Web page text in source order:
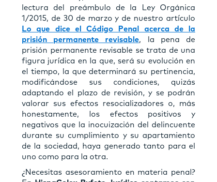
lectura del preámbulo de la Ley Orgánica
1/2015, de 30 de marzo y de nuestro artículo
Lo que dice el Código Penal acerca de la
prisión permanente revisable, la pena de
prisión permanente revisable se trata de una
figura jurídica en la que, será su evolución en
el tiempo, la que determinará su pertinencia,
modificándose sus condiciones, quizás
adaptando el plazo de revisión, y se podrán
valorar sus efectos resocializadores o, más
honestamente, los efectos positivos y
negativos que la inocuización del delincuente
durante su cumplimiento y su apartamiento
de la sociedad, haya generado tanto para el
uno como para la otra.
¿Necesitas asesoramiento en materia penal?